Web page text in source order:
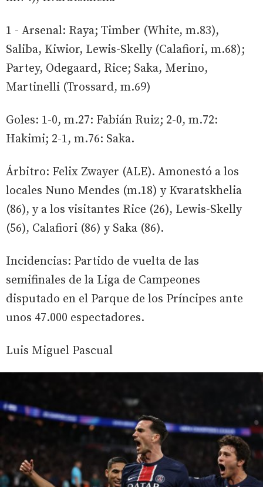
1 - Arsenal: Raya; Timber (White, m.83),
Saliba, Kiwior, Lewis-Skelly (Calafiori, m.68);
Partey, Odegaard, Rice; Saka, Merino,
Martinelli (Trossard, m.69)
Goles: 1-0, m.27: Fabián Ruiz; 2-0, m.72:
Hakimi; 2-1, m.76: Saka.
Árbitro: Felix Zwayer (ALE). Amonestó a los
locales Nuno Mendes (m.18) y Kvaratskhelia
(86), y a los visitantes Rice (26), Lewis-Skelly
(56), Calafiori (86) y Saka (86).
Incidencias: Partido de vuelta de las
semifinales de la Liga de Campeones
disputado en el Parque de los Príncipes ante
unos 47.000 espectadores.
Luis Miguel Pascual